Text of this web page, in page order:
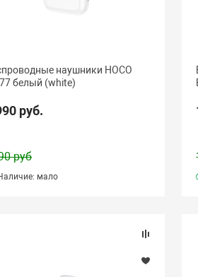
наушники HOCO
белый (white)
руб.
руб
мало